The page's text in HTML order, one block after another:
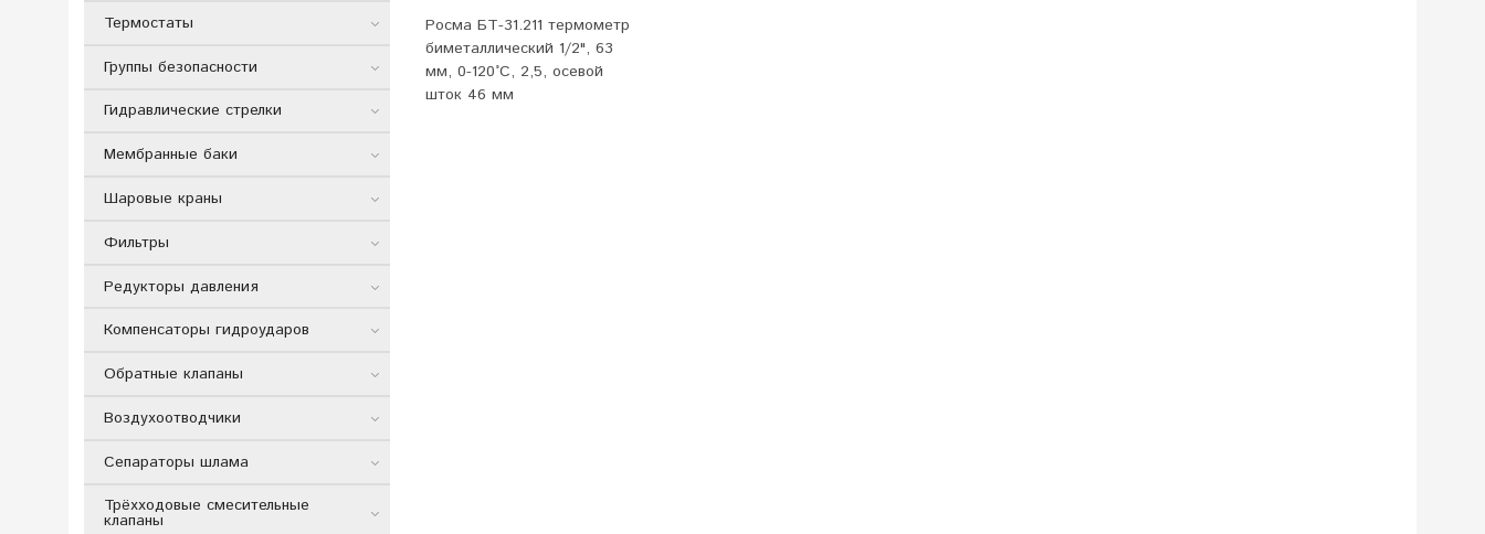
Росма БТ-31.211 термометр
биметаллический 1/2", 63
мм, 0-120°С, 2,5, осевой
шток 46 мм
Термостаты
Группы безопасности
Гидравлические стрелки
Мембранные баки
Шаровые краны
Фильтры
Редукторы давления
Компенсаторы гидроударов
Обратные клапаны
Воздухоотводчики
Сепараторы шлама
Трёхходовые смесительные
клапаны